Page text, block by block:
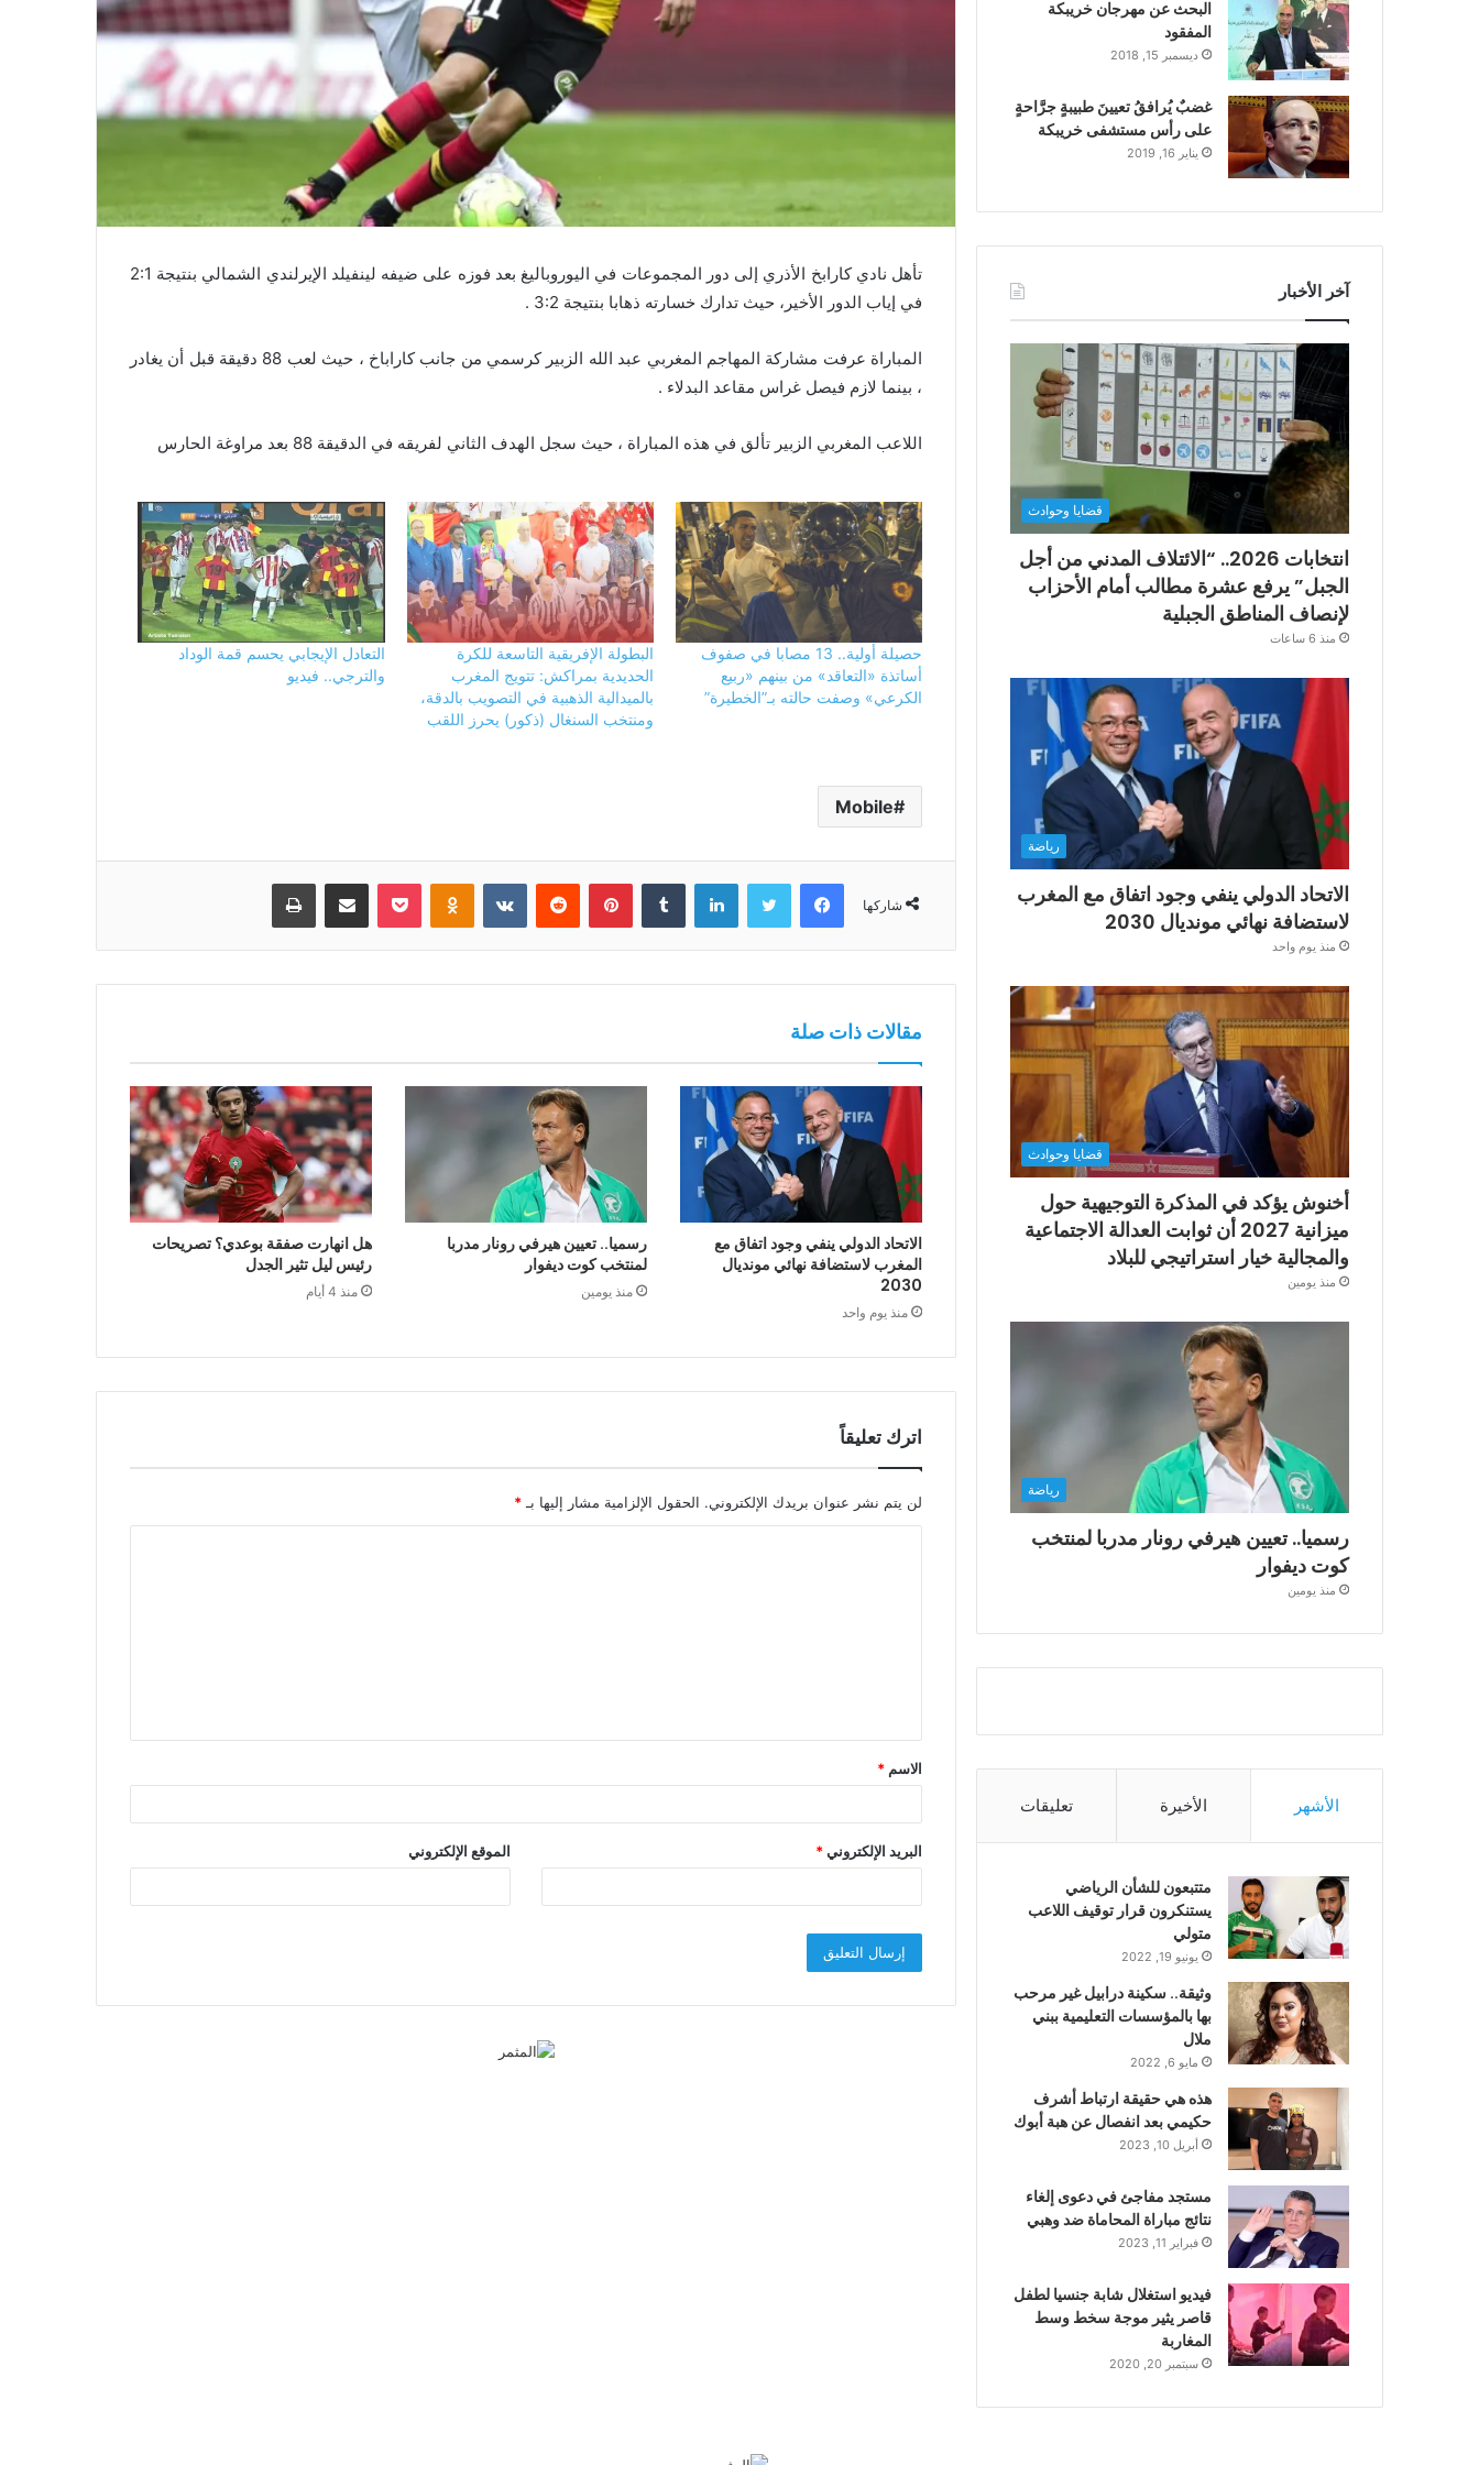
ﺗﺄﻫﻞ ﻧﺎﺩﻱ ﻛﺎﺭﺍﺑﺦ ﺍﻷﺫﺭﻱ ﺇﻟﻰ ﺩﻭﺭ ﺍﻟﻤﺠﻤﻮﻋﺎﺕ ﻓﻲ ﺍﻟﻴﻮﺭﻭﺑﺎﻟﻴﻎ ﺑﻌﺪ ﻓﻮﺯﻩ ﻋﻠﻰ ﺿﻴﻔﻪ ﻟﻴﻨﻔﻴﻠﺪ ﺍﻹﻳﺮﻟﻨﺪﻱ ﺍﻟﺸﻤﺎﻟﻲ ﺑﻨﺘﻴﺠﺔ 2:1
ﻓﻲ ﺇﻳﺎﺏ ﺍﻟﺪﻭﺭ ﺍﻷﺧﻴﺮ، ﺣﻴﺚ ﺗﺪﺍﺭﻙ ﺧﺴﺎﺭﺗﻪ ﺫﻫﺎﺑﺎ ﺑﻨﺘﻴﺠﺔ 3:2 .
ﺍﻟﻤﺒﺎﺭﺍﺓ ﻋﺮﻓﺖ ﻣﺸﺎﺭﻛﺔ المهاجم المغربي ﻋﺒﺪ ﺍﻟﻠﻪ ﺍﻟﺰﺑﻴﺮ ﻛﺮﺳﻤﻲ ﻣﻦ ﺟﺎﻧﺐ ﻛﺎﺭﺍﺑﺎﺥ ، ﺣﻴﺚ ﻟﻌﺐ 88 ﺩﻗﻴﻘﺔ ﻗﺒﻞ ﺃﻥ ﻳﻐﺎﺩﺭ
، ﺑﻴﻨﻤﺎ ﻻﺯﻡ ﻓﻴﺼﻞ ﻏﺮﺍﺱ ﻣﻘﺎﻋﺪ ﺍﻟﺒﺪﻻﺀ .
ﺍﻟﻼﻋﺐ ﺍﻟﻤﻐﺮﺑﻲ ﺍﻟﺰﺑﻴﺮ ﺗﺄﻟﻖ ﻓﻲ ﻫﺬﻩ ﺍﻟﻤﺒﺎﺭﺍﺓ ، ﺣﻴﺚ ﺳﺠﻞ ﺍﻟﻬﺪﻑ ﺍﻟﺜﺎﻧﻲ ﻟﻔﺮﻳﻘﻪ ﻓﻲ ﺍﻟﺪﻗﻴﻘﺔ 88 ﺑﻌﺪ ﻣﺮﺍﻭﻏﺔ ﺍﻟﺤﺎﺭﺱ
حصيلة أولية.. 13 مصابا في صفوف
أساتذة «التعاقد» من بينهم «ربيع
الكرعي» وصفت حالته بـ”الخطيرة”
البطولة الإفريقية التاسعة للكرة
الحديدية بمراكش: تتويج المغرب
بالميدالية الذهبية في التصويب بالدقة،
ومنتخب السنغال (ذكور) يحرز اللقب
التعادل الإيجابي يحسم قمة الوداد
والترجي.. فيديو
Mobile
شاركها
فيسبوك تويتر لينكدإن بينتيريست Odnoklassniki
بوكيت مشاركة عبر البريد طباعة
مقالات ذات صلة
الاتحاد الدولي ينفي وجود اتفاق مع
المغرب لاستضافة نهائي مونديال
2030
منذ يوم واحد
رسميا.. تعيين هيرفي رونار مدربا
لمنتخب كوت ديفوار
منذ يومين
هل انهارت صفقة بوعدي؟ تصريحات
رئيس ليل تثير الجدل
منذ 4 أيام
اترك تعليقاً
لن يتم نشر عنوان بريدك الإلكتروني. الحقول الإلزامية مشار إليها بـ*
ق
*
الاسم *
البريد الإلكتروني* الموقع الإلكتروني
البحث عن مهرجان خريبكة
المفقود
ديسمبر 15, 2018
غضبٌ يُرافقُ تعيينَ طبيبةٍ جرَّاحةٍ
على رأس مستشفى خريبكة
يناير 16, 2019
آخر الأخبار
قضايا وحوادث
انتخابات 2026.. “الائتلاف المدني من أجل
الجبل” يرفع عشرة مطالب أمام الأحزاب
لإنصاف المناطق الجبلية
منذ 6 ساعات
رياضة
الاتحاد الدولي ينفي وجود اتفاق مع المغرب
لاستضافة نهائي مونديال 2030
منذ يوم واحد
قضايا وحوادث
أخنوش يؤكد في المذكرة التوجيهية حول
ميزانية 2027 أن ثوابت العدالة الاجتماعية
والمجالية خيار استراتيجي للبلاد
منذ يومين
رياضة
رسميا.. تعيين هيرفي رونار مدربا لمنتخب
كوت ديفوار
منذ يومين
الأشهر الأخيرة تعليقات
متتبعون للشأن الرياضي
يستنكرون قرار توقيف اللاعب
متولي
يونيو 19, 2022
وثيقة.. سكينة درابيل غير مرحب
بها بالمؤسسات التعليمية ببني
ملال
مايو 6, 2022
هذه هي حقيقة ارتباط أشرف
حكيمي بعد انفصال عن هبة أبوك
أبريل 10, 2023
مستجد مفاجئ في دعوى إلغاء
نتائج مباراة المحاماة ضد وهبي
فبراير 11, 2023
فيديو استغلال شابة جنسيا لطفل
قاصر يثير موجة سخط وسط
المغاربة
سبتمبر 20, 2020